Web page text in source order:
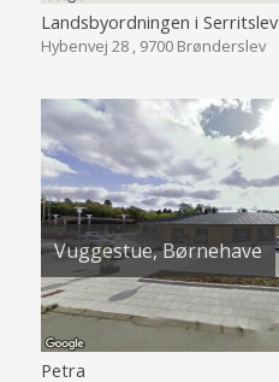
Landsbyordningen i Serritslev
Hybenvej 28 , 9700 Brønderslev
Vuggestue, Børnehave
Petra